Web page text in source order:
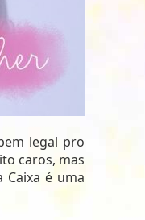
legal pro
caros, mas
Caixa é uma